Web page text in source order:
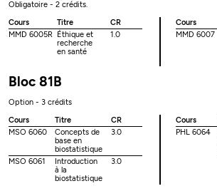
Obligatoire - 2 crédits.
Cours
Titre
CR
MMD 6005R Éthique et
recherche
en santé
1.0
Cours
MMD 6007
Bloc 81B
Option - 3 crédits
Cours
Titre
CR
MSO 6060
Concepts de
base en
biostatistique
3.0
MSO 6061
Introduction
à la
biostatistique
3.0
Cours
PHL 6064